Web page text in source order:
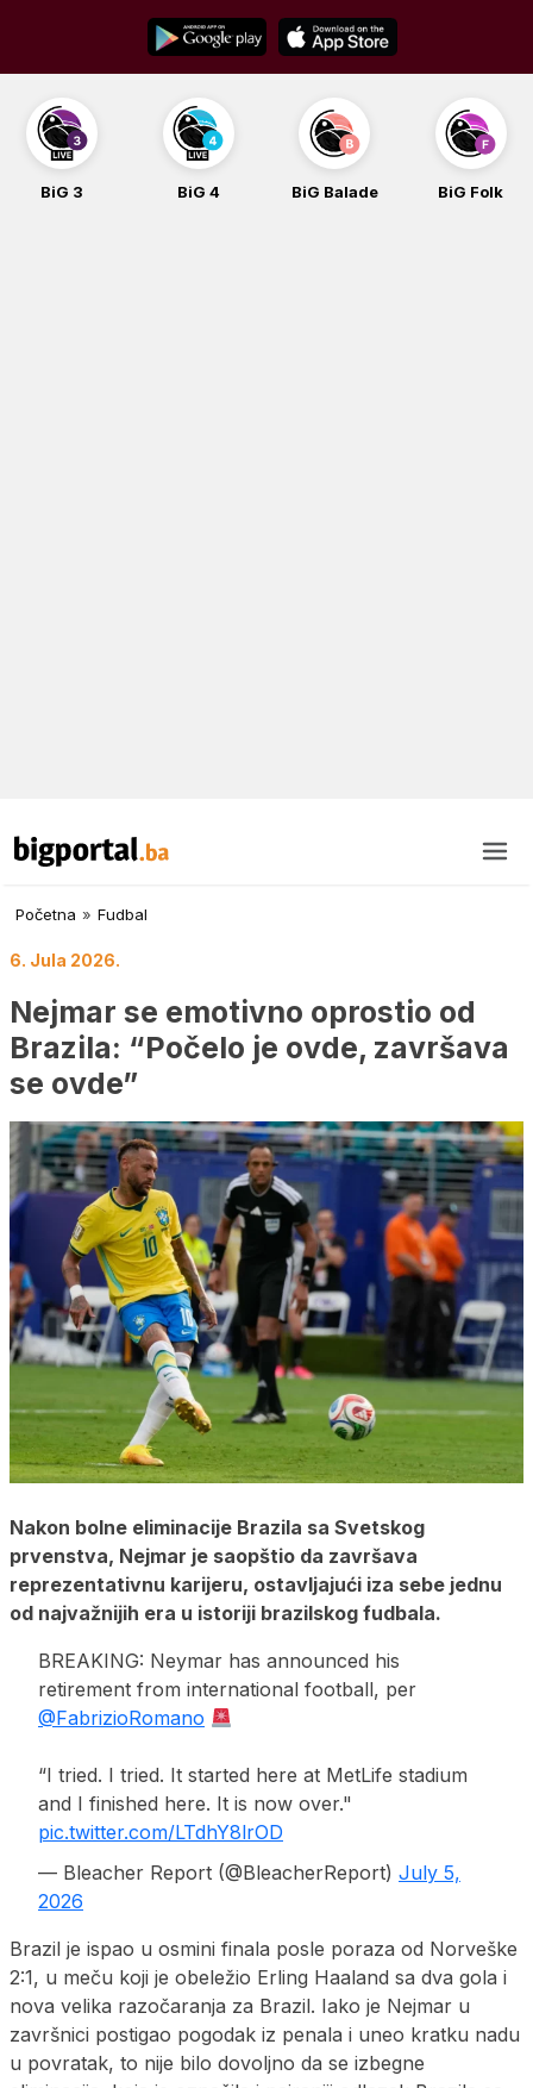
content
BiG 4 BiG Balade BiG Folk BiG iG
Početna » Fudbal
6. Jula 2026.
Nejmar se emotivno oprostio od
Brazila: “Počelo je ovde, završava
se ovde”
Nakon bolne eliminacije Brazila sa Svetskog
prvenstva, Nejmar je saopštio da završava
reprezentativnu karijeru, ostavljajući iza sebe jednu
od najvažnijih era u istoriji brazilskog fudbala.
BREAKING: Neymar has announced his
retirement from international football, per
@FabrizioRomano
“I tried. I tried. It started here at MetLife stadium
and I finished here. It is now over."
pic.twitter.com/LTdhY8lrOD
— Bleacher Report (@BleacherReport) July 5,
2026
Brazil je ispao u osmini finala posle poraza od Norveške
2:1, u meču koji je obeležio Erling Haaland sa dva gola i
nova velika razočaranja za Brazil. Iako je Nejmar u
završnici postigao pogodak iz penala i uneo kratku nadu
u povratak, to nije bilo dovoljno da se izbegne